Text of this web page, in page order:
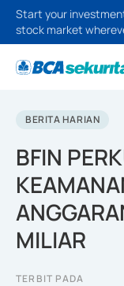
Start your
stock market
BERITA HARIAN
BFIN
MILIAR
TERBIT PADA